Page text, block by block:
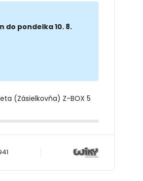
do pondelka 10. 8.
(Zásielkovňa) Z-BOX 5